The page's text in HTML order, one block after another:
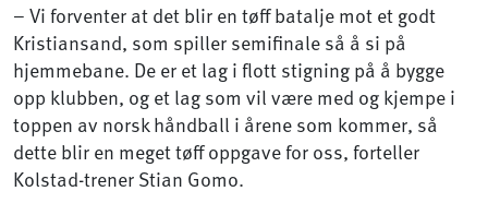
– Vi forventer at det blir en tøff batalje mot et godt
Kristiansand, som spiller semifinale så å si på
hjemmebane. De er et lag i flott stigning på å bygge
opp klubben, og et lag som vil være med og kjempe i
toppen av norsk håndball i årene som kommer, så
dette blir en meget tøff oppgave for oss, forteller
Kolstad-trener Stian Gomo.